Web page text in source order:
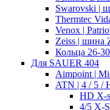
Swarovski |
Thermtec
Venox |
Zeiss | шина
Кольца 26-
Для SAUER 404
Aimpoint |
ATN | 4 / 5 /
HD X-
4/5 X-